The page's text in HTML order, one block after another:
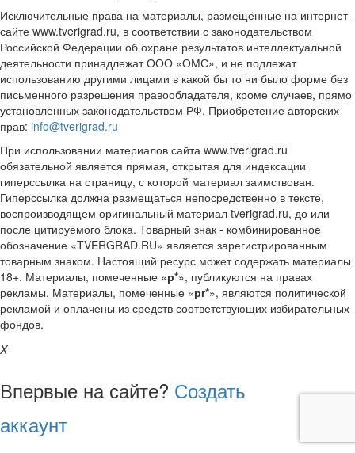
Исключительные права на материалы, размещённые на интернет-
сайте www.tverigrad.ru, в соответствии с законодательством
Российской Федерации об охране результатов интеллектуальной
деятельности принадлежат ООО «ОМС», и не подлежат
использованию другими лицами в какой бы то ни было форме без
письменного разрешения правообладателя, кроме случаев, прямо
установленных законодательством РФ. Приобретение авторских
прав: info@tverigrad.ru
При использовании материалов сайта www.tverigrad.ru
обязательной является прямая, открытая для индексации
гиперссылка на страницу, с которой материал заимствован.
Гиперссылка должна размещаться непосредственно в тексте,
воспроизводящем оригинальный материал tverigrad.ru, до или
после цитируемого блока. Товарный знак - комбинированное
обозначение «TVERGRAD.RU» является зарегистрированным
товарным знаком. Настоящий ресурс может содержать материалы
18+. Материалы, помеченные «р*», публикуются на правах
рекламы. Материалы, помеченные «рr*», являются политической
рекламой и оплачены из средств соответствующих избирательных
фондов.
X
Впервые на сайте? Создать
аккаунт